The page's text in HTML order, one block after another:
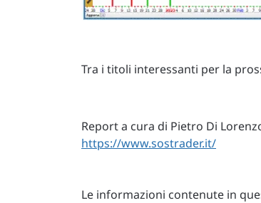
Tra i titoli interessanti per la
Report a cura di Pietro Di
https://www.sostrader.it/
Le informazioni contenute in